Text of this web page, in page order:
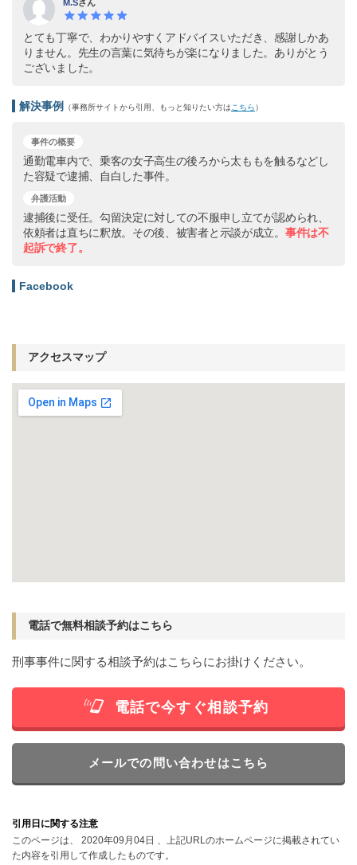
M.Sさん
とても丁寧で、わかりやすくアドバイスいただき、感謝しかあ
りません。先生の言葉に気待ちが楽になりました。ありがとう
ございました。
解決事例 （事務所サイトから引用、もっと知りたい方はこちら）
事件の概要
通勤電車内で、乗客の女子高生の後ろから太ももを触るなどし
た容疑で逮捕、自白した事件。
弁護活動
逮捕後に受任。勾留決定に対しての不服申し立てが認められ、
依頼者は直ちに釈放。その後、被害者と示談が成立。 事件は不
起訴で終了。
Facebook
アクセスマップ
電話で無料相談予約はこちら
刑事事件に関する相談予約はこちらにお掛けください。
電話で今すぐ相談予約
メールでの問い合わせはこちら
引用日に関する注意
このページは、 2020年09月04日 、上記URLのホームページに掲載されてい
た内容を引用して作成したものです。